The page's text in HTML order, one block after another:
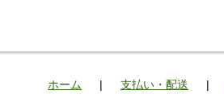
ホーム | 支払い・配送 |